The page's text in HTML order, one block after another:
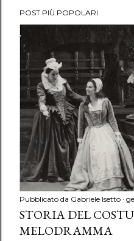
POST PIÙ POPOLARI
Pubblicato da Gabriele Isetto
STORIA DEL
MELODRAMMA